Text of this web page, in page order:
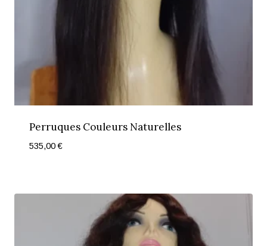
Perruques Couleurs Naturelles
535,00€